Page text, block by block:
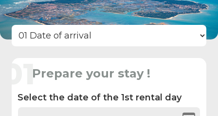
01Prepare your stay !
Select the date of the 1st rental day